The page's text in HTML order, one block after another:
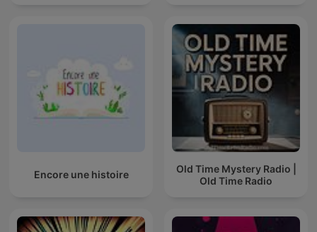
Encore une histoire
Old Time Mystery Radio |
Old Time Radio